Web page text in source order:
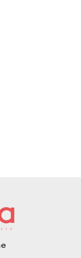
(Coordinated